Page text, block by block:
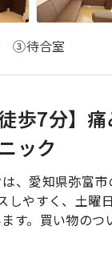
③待合室
徒歩7分】
ック
、愛知県弥富
しやすく、土曜
す。買い物の